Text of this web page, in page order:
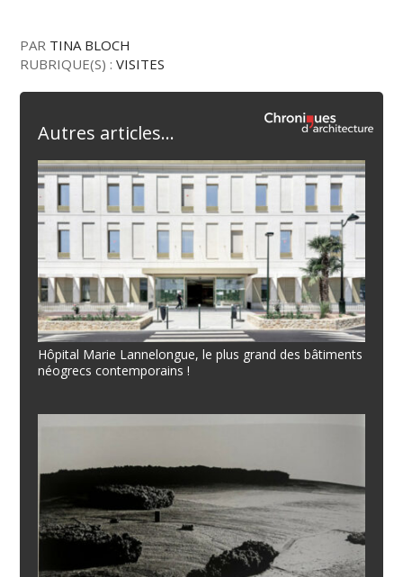
PAR TINA BLOCH
RUBRIQUE(S) :VISITES
Autres articles...
Hôpital Marie Lannelongue, le plus grand des bâtiments
néogrecs contemporains !